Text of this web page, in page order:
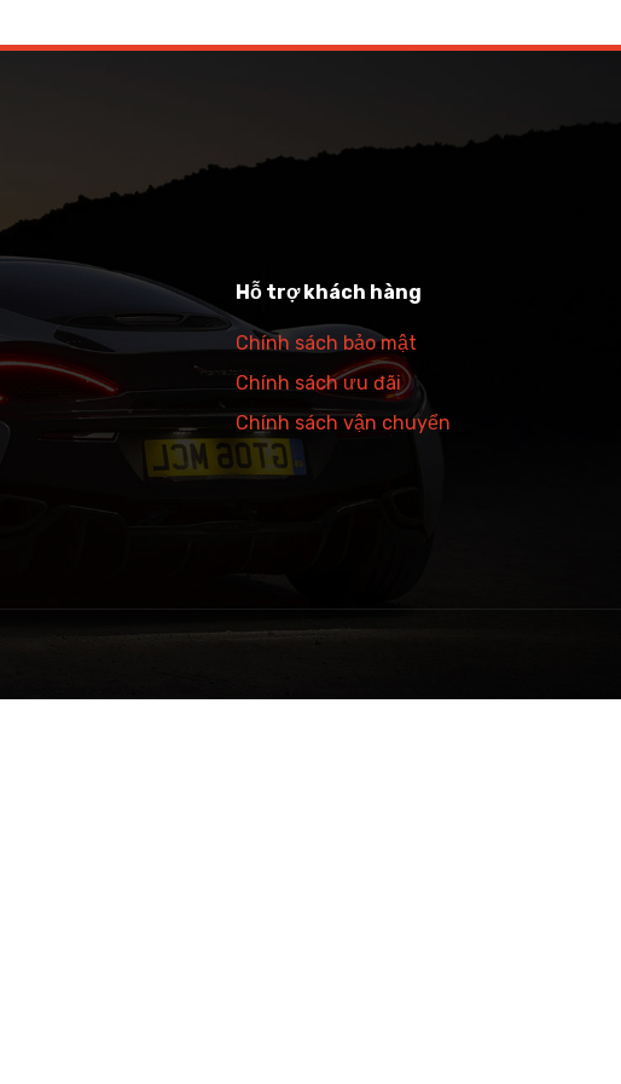
Hỗ trợ khách hàng
Chính sách bảo mật
Chính sách ưu đãi
Chính sách vận chuyển